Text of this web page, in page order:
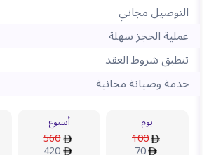
التوصيل مجاني
عملية الحجز سهلة
تنطبق شروط العقد
خدمة وصيانة مجانية
يوم
100
أسبوع
560